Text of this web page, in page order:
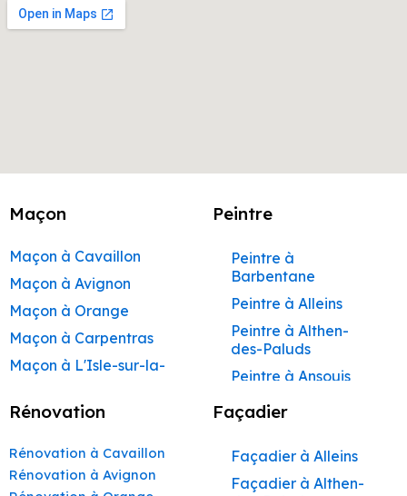
Maçon
Maçon à Cavaillon
Maçon à Avignon
Maçon à Orange
Maçon à Carpentras
Maçon à L'Isle-sur-la-
Maçon à Apt
Maçon à Pertuis
Maçon à Sorgues
Peintre
Peintre à
Barbentane
Peintre à Alleins
Peintre à Althen-
des-Paluds
Peintre à Ansouis
Peintre à Apt
Peintre à Aurons
Peintre à Avignon
Rénovation
Rénovation à Cavaillon
Rénovation à Avignon
Façadier
Façadier à Alleins
Façadier à Althen-